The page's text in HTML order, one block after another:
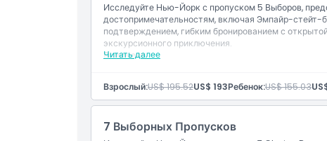
Исследуйте Нью-Йорк с пропуском 5 Выборов,
достопримечательностям, включая Эмпайр-
подтверждением, гибким бронированием с
экскурсионного приключения.
Читать далее
Включено
Цифровой гид с информацией о
Мгновенное подтверждение и бронирование с
Взрослый:US$ 195.52US$ 193Ребенок:US$ 155.03
7 Выборных Пропусков